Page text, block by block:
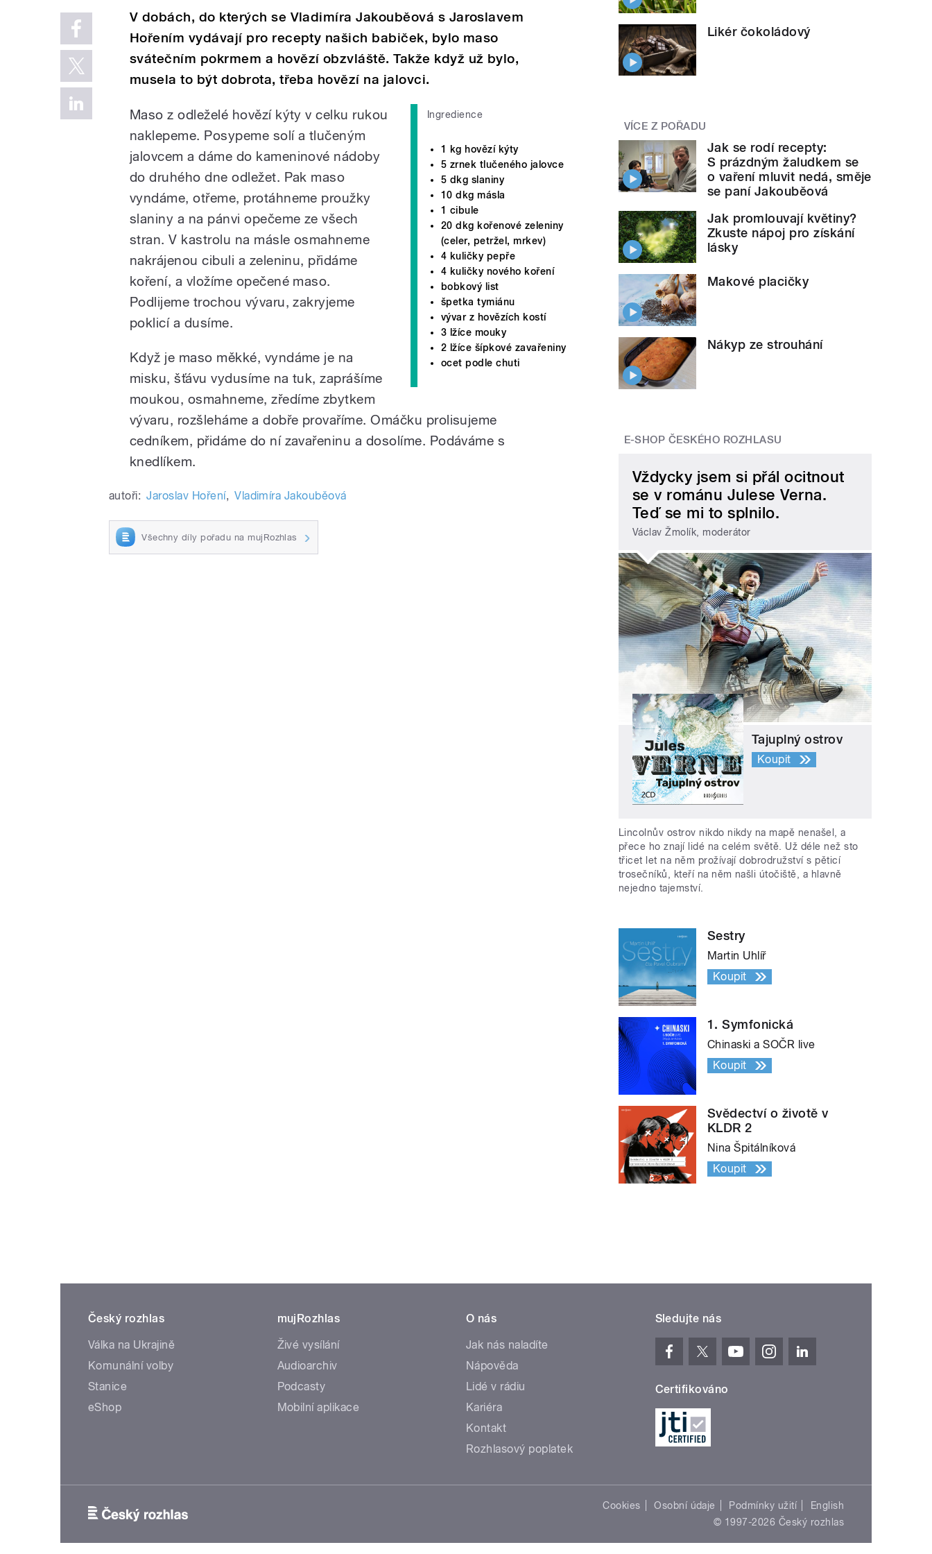
V dobách, do kterých se Vladimíra Jakouběová s Jaroslavem
Hořením vydávají pro recepty našich babiček, bylo maso
svátečním pokrmem a hovězí obzvláště. Takže když už bylo,
musela to být dobrota, třeba hovězí na jalovci.
Ingredience
1 kg hovězí kýty
5 zrnek tlučeného jalovce
5 dkg slaniny
10 dkg másla
1 cibule
20 dkg kořenové zeleniny
(celer, petržel, mrkev)
4 kuličky pepře
4 kuličky nového koření
bobkový list
špetka tymiánu
vývar z hovězích kostí
3 lžíce mouky
2 lžíce šípkové zavařeniny
ocet podle chuti
Maso z odleželé hovězí kýty v celku rukou
naklepeme. Posypeme solí a tlučeným
jalovcem a dáme do kameninové nádoby
do druhého dne odležet. Pak maso
vyndáme, otřeme, protáhneme proužky
slaniny a na pánvi opečeme ze všech
stran. V kastrolu na másle osmahneme
nakrájenou cibuli a zeleninu, přidáme
koření, a vložíme opečené maso.
Podlijeme trochou vývaru, zakryjeme
poklicí a dusíme.
Když je maso měkké, vyndáme je na
misku, šťávu vydusíme na tuk, zaprášíme
moukou, osmahneme, zředíme zbytkem
vývaru, rozšleháme a dobře provaříme. Omáčku prolisujeme
cedníkem, přidáme do ní zavařeninu a dosolíme. Podáváme s
knedlíkem.
autoři: Jaroslav Hoření, Vladimíra Jakouběová
Všechny díly pořadu na mujRozhlas
Likér čokoládový
VÍCE Z POŘADU
Jak se rodí recepty:
S prázdným žaludkem se
o vaření mluvit nedá, směje
se paní Jakouběová
Jak promlouvají květiny?
Zkuste nápoj pro získání
lásky
Makové placičky
Nákyp ze strouhání
E-SHOP ČESKÉHO ROZHLASU
Vždycky jsem si přál ocitnout
se v románu Julese Verna.
Teď se mi to splnilo.
Václav Žmolík, moderátor
Tajuplný ostrov
Koupit
Lincolnův ostrov nikdo nikdy na mapě nenašel, a
přece ho znají lidé na celém světě. Už déle než sto
třicet let na něm prožívají dobrodružství s pěticí
trosečníků, kteří na něm našli útočiště, a hlavně
nejedno tajemství.
Sestry
Martin Uhlíř
Koupit
1. Symfonická
Chinaski a SOČR live
Koupit
Svědectví o životě v
KLDR 2
Nina Špitálníková
Koupit
Český rozhlas
Válka na Ukrajině
Komunální volby
Stanice
eShop
mujRozhlas
Živé vysílání
Audioarchiv
Podcasty
Mobilní aplikace
O nás
Jak nás naladíte
Nápověda
Lidé v rádiu
Kariéra
Kontakt
Rozhlasový poplatek
Sledujte nás
Certifikováno
Cookies Osobní údaje Podmínky užití
English
© 1997-2026 Český rozhlas